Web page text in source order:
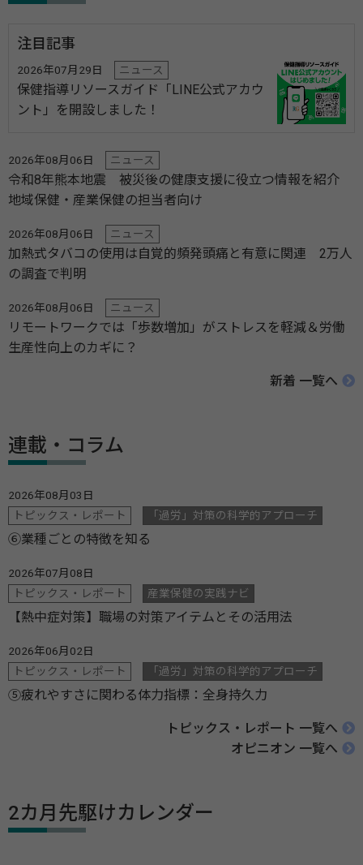
注目記事
2026年07月29日 ニュース
保健指導リソースガイド「LINE公式アカウ
ント」を開設しました！
2026年08月06日 ニュース
令和8年熊本地震 被災後の健康支援に役立つ情報を紹介
地域保健・産業保健の担当者向け
2026年08月06日 ニュース
加熱式タバコの使用は自覚的頻発頭痛と有意に関連 2万人
の調査で判明
2026年08月06日 ニュース
リモートワークでは「歩数増加」がストレスを軽減＆労働
生産性向上のカギに？
新着 一覧へ
連載・コラム
2026年08月03日
トピックス・レポート
「過労」対策の科学的アプローチ
⑥業種ごとの特徴を知る
2026年07月08日
トピックス・レポート
産業保健の実践ナビ
【熱中症対策】職場の対策アイテムとその活用法
2026年06月02日
トピックス・レポート
「過労」対策の科学的アプローチ
⑤疲れやすさに関わる体力指標：全身持久力
トピックス・レポート 一覧へ
オピニオン 一覧へ
2カ月先駆けカレンダー